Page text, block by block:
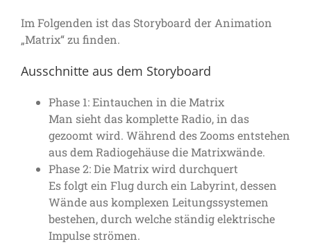
Im Folgenden ist das Storyboard der Animation
„Matrix“ zu finden.
Ausschnitte aus dem Storyboard
Phase 1: Eintauchen in die Matrix
Man sieht das komplette Radio, in das
gezoomt wird. Während des Zooms entstehen
aus dem Radiogehäuse die Matrixwände.
Phase 2: Die Matrix wird durchquert
Es folgt ein Flug durch ein Labyrint, dessen
Wände aus komplexen Leitungssystemen
bestehen, durch welche ständig elektrische
Impulse strömen.